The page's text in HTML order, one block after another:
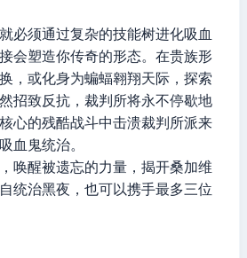
必须通过复杂的技能树进化吸血
会塑造你传奇的形态。在贵族形
，或化身为蝙蝠翱翔天际，探索
招致反抗，裁判所将永不停歇地
心的残酷战斗中击溃裁判所派来
血鬼统治。
唤醒被遗忘的力量，揭开桑加维
统治黑夜，也可以携手最多三位